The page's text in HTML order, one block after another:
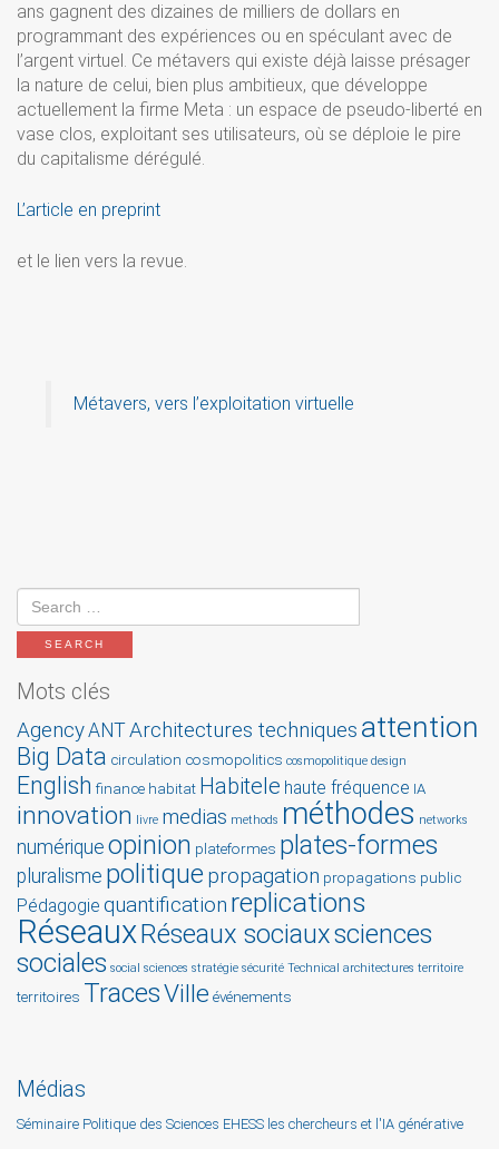
ans gagnent des dizaines de milliers de dollars en
programmant des expériences ou en spéculant avec de
l’argent virtuel. Ce métavers qui existe déjà laisse présager
la nature de celui, bien plus ambitieux, que développe
actuellement la firme Meta : un espace de pseudo-liberté en
vase clos, exploitant ses utilisateurs, où se déploie le pire
du capitalisme dérégulé.
L’article en preprint
et le lien vers la revue.
Métavers, vers l’exploitation virtuelle
Mots clés
AgencyANTArchitectures techniques attention
Big Data circulation cosmopolitics cosmopolitique design
English finance habitat Habitele haute fréquence IA
innovation livre medias methods méthodes networks
numérique opinion plateformes plates-formes
pluralisme politique propagation propagations public
Pédagogie quantification replications
RéseauxRéseaux sociauxsciences
sociales social sciences stratégie sécurité Technical architectures territoire
territoires TracesVille événements
Médias
Séminaire Politique des Sciences EHESS les chercheurs et l'IA générative